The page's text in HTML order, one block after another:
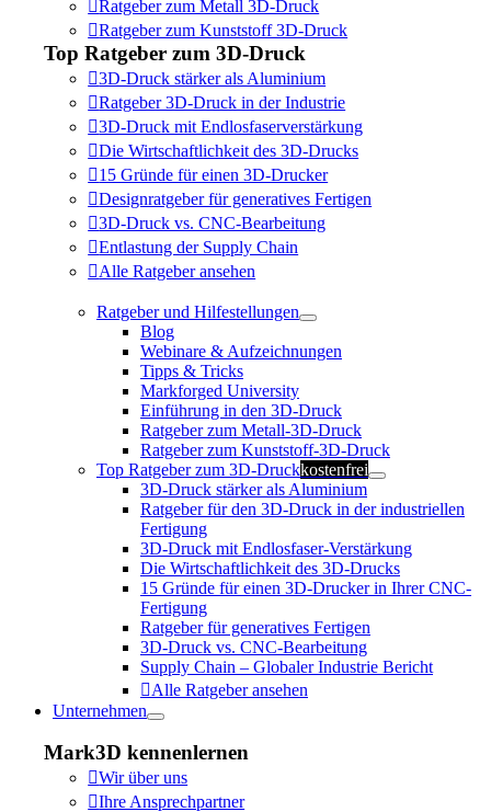
Ratgeber zum Metall 3D-Druck
Ratgeber zum Kunststoff 3D-Druck
Top Ratgeber zum 3D-Druck
3D-Druck stärker als Aluminium
Ratgeber 3D-Druck in der Industrie
3D-Druck mit Endlosfaserverstärkung
Die Wirtschaftlichkeit des 3D-Drucks
15 Gründe für einen 3D-Drucker
Designratgeber für generatives Fertigen
3D-Druck vs. CNC-Bearbeitung
Entlastung der Supply Chain
Alle Ratgeber ansehen
Ratgeber und Hilfestellungen
Blog
Webinare & Aufzeichnungen
Tipps & Tricks
Markforged University
Einführung in den 3D-Druck
Ratgeber zum Metall-3D-Druck
Ratgeber zum Kunststoff-3D-Druck
Top Ratgeber zum 3D-Druckkostenfrei
3D-Druck stärker als Aluminium
Ratgeber für den 3D-Druck in der industriellen
Fertigung
3D-Druck mit Endlosfaser-Verstärkung
Die Wirtschaftlichkeit des 3D-Drucks
15 Gründe für einen 3D-Drucker in Ihrer CNC-
Fertigung
Ratgeber für generatives Fertigen
3D-Druck vs. CNC-Bearbeitung
Supply Chain – Globaler Industrie Bericht
Alle Ratgeber ansehen
Unternehmen
Mark3D kennenlernen
Wir über uns
Ihre Ansprechpartner